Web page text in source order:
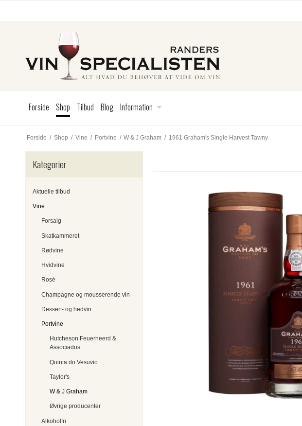
Forside Shop Tilbud Blog Information
Forside / Shop / Vine / Portvine / W & J Graham / 1961 Graham's Single Harvest Tawny
Kategorier
Aktuelle tilbud
Vine
Forsalg
Skatkammeret
Rødvine
Hvidvine
Rosé
Champagne og mousserende vin
Dessert- og hedvin
Portvine
Hutcheson Feuerheerd &
Associados
Quinta do Vesuvio
Taylor's
W & J Graham
Øvrige producenter
Alkoholfri